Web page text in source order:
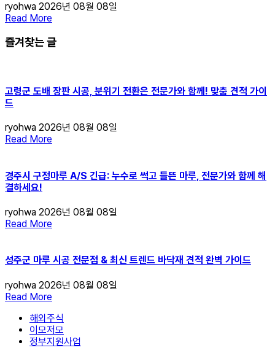
ryohwa 2026년 08월 08일
Read More
즐겨찾는 글
고령군 도배 장판 시공, 분위기 전환은 전문가와 함께! 맞춤 견적 가이
드
ryohwa 2026년 08월 08일
Read More
경주시 구정마루 A/S 긴급: 누수로 썩고 들뜬 마루, 전문가와 함께 해
결하세요!
ryohwa 2026년 08월 08일
Read More
성주군 마루 시공 전문점 & 최신 트렌드 바닥재 견적 완벽 가이드
ryohwa 2026년 08월 08일
Read More
해외주식
이모저모
정부지원사업